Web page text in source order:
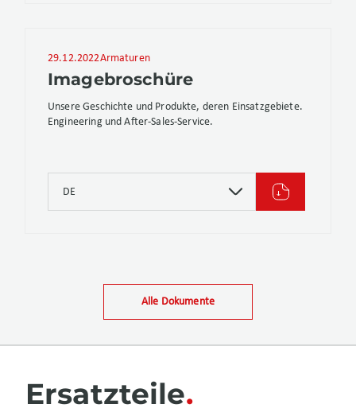
29.12.2022Armaturen
Imagebroschüre
Unsere Geschichte und Produkte, deren Einsatzgebiete.
Engineering und After-Sales-Service.
DE
Alle Dokumente
Ersatzteile